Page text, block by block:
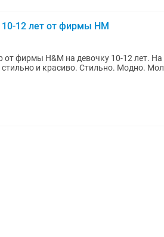
12 лет от фирмы HM
фирмы H&M на девочку 10-12 лет.
стильно и красиво. Стильно. Модно.